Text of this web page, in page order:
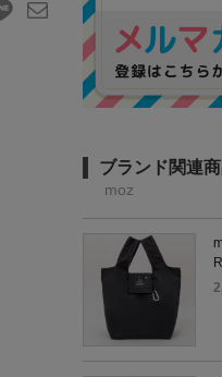
ブランド関連
moz